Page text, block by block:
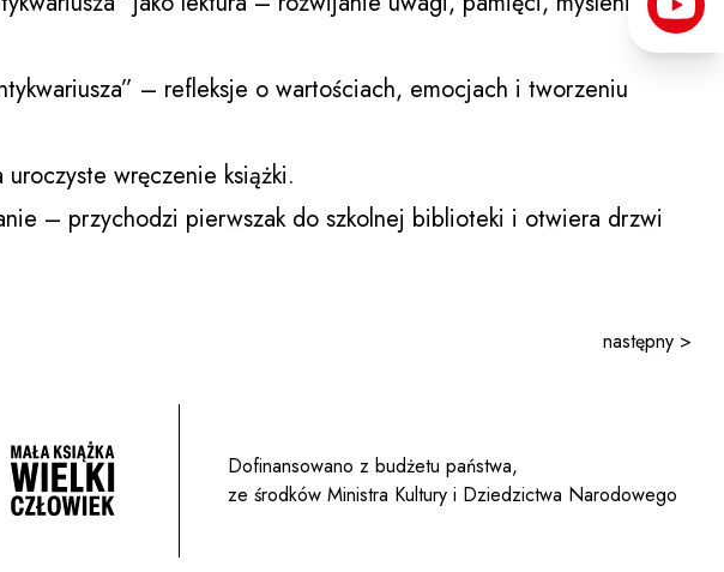
– refleksje o wartościach, emocjach i tworzeniu
wręczenie książki.
– przychodzi pierwszak do szkolnej biblioteki i otwiera drzwi
następny >
Dofinansowano z budżetu państwa,
ze środków Ministra Kultury i Dziedzictwa Narodowego